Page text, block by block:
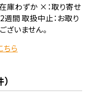
庫わずか ×：取り寄せ
間 取扱中止：お取り
ざいません。
ちら